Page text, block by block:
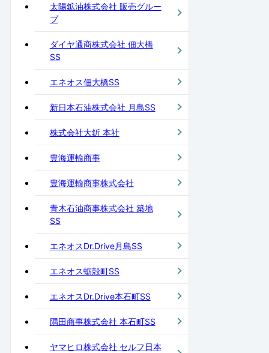
太陽鉱油株式会社 販売グルー
プ
ダイヤ通商株式会社 佃大橋
SS
エネオス佃大橋SS
新日本石油株式会社 月島SS
株式会社大釿 本社
豊海運輸商事
豊海運輸商事株式会社
青木石油商事株式会社 築地
SS
エネオスDr.Drive月島SS
エネオス蛎殻町SS
エネオスDr.Drive本石町SS
隅田商事株式会社 本石町SS
ヤマヒロ株式会社 セルフ日本